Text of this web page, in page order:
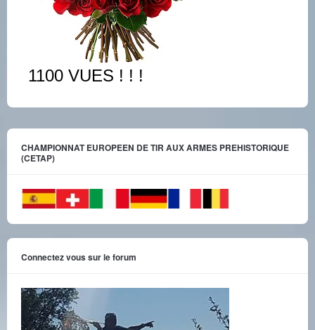
1100 VUES ! ! !
CHAMPIONNAT EUROPEEN DE TIR AUX ARMES PREHISTORIQUE
(CETAP)
Connectez vous sur le forum